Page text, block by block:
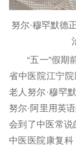
信息公
理论学习
努尔·穆罕默德
“五一”假期前
省中医院江宁
老人努尔·穆罕
努尔·阿里用英
会到了中医常说
中医医院康复